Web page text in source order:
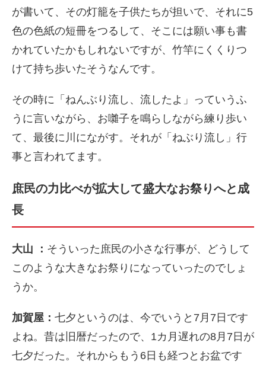
が書いて、その灯籠を子供たちが担いで、それに5
色の色紙の短冊をつるして、そこには願い事も書
かれていたかもしれないですが、竹竿にくくりつ
けて持ち歩いたそうなんです。
その時に「ねんぶり流し、流したよ」っていうふ
うに言いながら、お囃子を鳴らしながら練り歩い
て、最後に川にながす。それが「ねぶり流し」行
事と言われてます。
庶民の力比べが拡大して盛大なお祭りへと成
長
大山 ： そういった庶民の小さな行事が、どうして
このような大きなお祭りになっていったのでしょ
うか。
加賀屋： 七夕というのは、今でいうと 7 月 7 日です
よね。昔は旧暦だったので、 1カ 月遅れの8月 7 日が
七夕だった。それからもう 6 日も経つとお盆です